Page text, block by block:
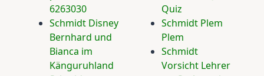
6263030
Schmidt Disney
Bernhard und
Bianca im
Känguruhland
Quiz
Schmidt Plem
Plem
Schmidt
Vorsicht Lehrer